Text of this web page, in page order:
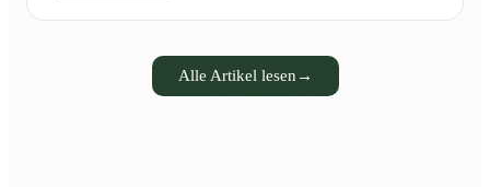
Alle Artikel lesen →